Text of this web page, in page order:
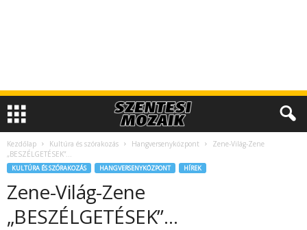
Kezdőlap Kultúra és szórakozás Hangversenyközpont
Zene-Világ-Zene
„BESZÉLGETÉSEK”…
KULTÚRA ÉS SZÓRAKOZÁS HANGVERSENYKÖZPONT HÍREK
Zene-Világ-Zene
„BESZÉLGETÉSEK”…